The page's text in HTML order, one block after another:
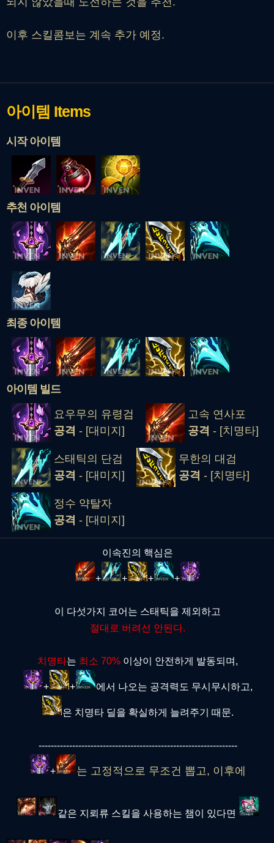
이후 스킬콤보는 계속 추가 예정.
아이템 Items
시작 아이템
추천 아이템
최종 아이템
아이템 빌드
요우무의 유령검
공격 - [대미지]
고속 연사포
공격 - [치명타]
스태틱의 단검
공격 - [대미지]
무한의 대검
공격 - [치명타]
정수 약탈자
공격 - [대미지]
이속진의 핵심은
+ + + +
이 다섯가지 코어는 스태틱을 제외하고
절대로 버려선 안된다.
치명타는 최소 70% 이상이 안전하게 발동되며,
+ + 에서 나오는 공격력도 무시무시하고,
은 치명타 딜을 확실하게 늘려주기 때문.
-----------------------------------------------------------------
+ 는 고정적으로 무조건 뽑고, 이후에
같은 지뢰류 스킬을 사용하는 챔이 있다면